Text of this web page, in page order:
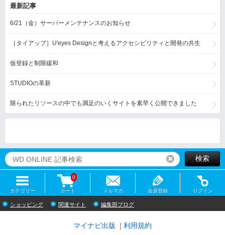
最新記事
6/21（金）サーバーメンテナンスのお知らせ
［タイアップ］U'eyes Designと考えるアクセシビリティと開発の共生
仮登録と制限緩和
STUDIOの革新
限られたリソースの中でも満足のいくサイトを素早く公開できました
リセット検索
カテゴリー カート
0
メルマガ 会員登録 ログイン
ショッピング 関連サイト 編集部ブログ
マイナビ出版
利用規約